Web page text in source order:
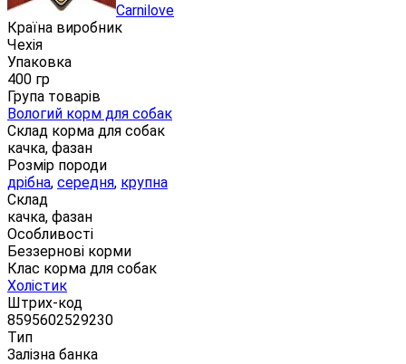
Carnilove
Країна виробник
Чехія
Упаковка
400 гр
Група товарів
Вологий корм для собак
Склад корма для собак
качка, фазан
Розмір породи
дрібна, середня, крупна
Склад
качка, фазан
Особливості
Беззернові корми
Клас корма для собак
Холістик
Штрих-код
8595602529230
Тип
Залізна банка